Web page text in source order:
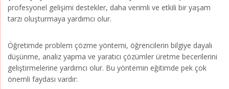
profesyonel gelişimi destekler, daha verimli ve etkili bir yaşam
tarzı oluşturmaya yardımcı olur.
Öğretimde problem çözme yöntemi, öğrencilerin bilgiye dayalı
düşünme, analiz yapma ve yaratıcı çözümler üretme becerilerini
geliştirmelerine yardımcı olur. Bu yöntemin eğitimde pek çok
önemli faydası vardır: